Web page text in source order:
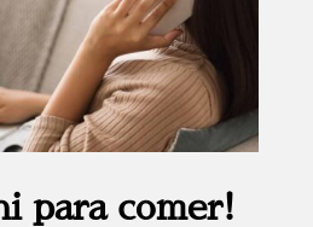
para comer!